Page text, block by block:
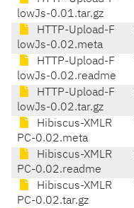
lowJs-0.01.tar.gz
HTTP-Upload-F
lowJs-0.02.meta
HTTP-Upload-F
lowJs-0.02.readme
HTTP-Upload-F
lowJs-0.02.tar.gz
Hibiscus-XMLR
PC-0.02.meta
Hibiscus-XMLR
PC-0.02.readme
Hibiscus-XMLR
PC-0.02.tar.gz